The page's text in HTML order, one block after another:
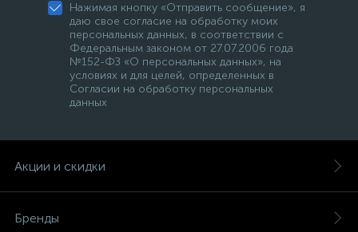
Нажимая кнопку «Отправить сообщение», я
даю свое согласие на обработку моих
персональных данных, в соответствии с
Федеральным законом от 27.07.2006 года
№152-ФЗ «О персональных данных», на
условиях и для целей, определенных в
Согласии на обработку персональных
данных
Акции и скидки
Бренды